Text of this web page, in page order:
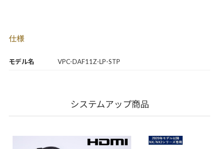
モデル名 VPC-DAF11Z-LP-STP
仕様
システムアップ商品